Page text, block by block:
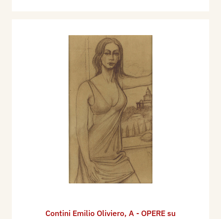
Contini Emilio Oliviero, A - OPERE su